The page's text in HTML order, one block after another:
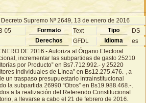
Supremo Nº 2649, 13 de enero de 2016
05 Formato Text Tipo
DS
Derechos GFDL Idioma es
DE 2016.- Autoriza al Órgano Electoral
incrementar las subpartidas de gasto 25210
por Producto” en Bs7.712.992.- y 25220
Individuales de Línea” en Bs12.275.476.-, a
un traspaso presupuestario intrainstitucional
la subpartida 26990 “Otros” en Bs19.988.468.-,
a la realización del Referendo Constitucional
a llevarse a cabo el 21 de febrero de 2016.